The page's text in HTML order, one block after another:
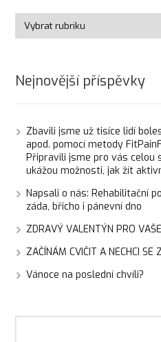
Nejnovější příspěvky
Zbavili jsme už tisíce lidí
apod. pomocí metody
Připravili jsme pro vás celou
ukážou možnosti, jak žít
Napsali o nás: Rehabilitační
záda, břicho i pánevní dno
ZDRAVÝ VALENTÝN PRO
ZAČÍNÁM CVIČIT A NECHCI SE
Vánoce na poslední chvíli?